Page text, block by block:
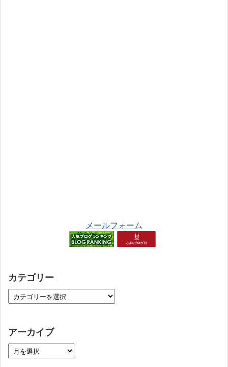
メールフォーム
カテゴリー
アーカイブ